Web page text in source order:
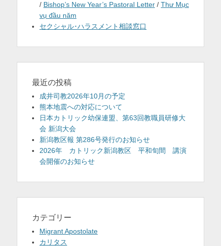
/ Bishop’s New Year’s Pastoral Letter / Thư Mục
vụ đầu năm
セクシャル･ハラスメント相談窓口
最近の投稿
成井司教2026年10月の予定
熊本地震への対応について
日本カトリック幼保連盟、第63回教職員研修大
会 新潟大会
新潟教区報 第286号発行のお知らせ
2026年 カトリック新潟教区 平和旬間 講演
会開催のお知らせ
カテゴリー
Migrant Apostolate
カリタス